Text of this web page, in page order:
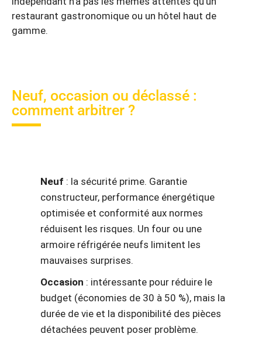
restaurant gastronomique ou un hôtel haut de
gamme.
Neuf, occasion ou déclassé :
comment arbitrer ?
Neuf : la sécurité prime. Garantie
constructeur, performance énergétique
optimisée et conformité aux normes
réduisent les risques. Un four ou une
armoire réfrigérée neufs limitent les
mauvaises surprises.
Occasion : intéressante pour réduire le
budget (économies de 30 à 50 %), mais la
durée de vie et la disponibilité des pièces
détachées peuvent poser problème.